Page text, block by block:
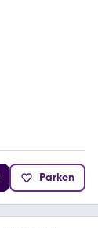
Parken